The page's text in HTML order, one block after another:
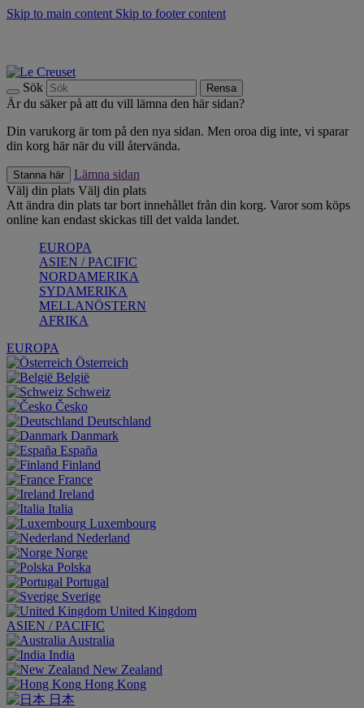
Skip to main content Skip to footer content
Sök Rensa
Är du säker på att du vill lämna den här sidan?
Din varukorg är tom på den nya sidan. Men oroa dig inte, vi sparar
din korg här när du vill återvända.
Stanna här
Lämna sidan
Välj din plats Välj din plats
Att ändra din plats tar bort innehållet från din korg. Varor som köps
online kan endast skickas till det valda landet.
EUROPA
ASIEN / PACIFIC
NORDAMERIKA
SYDAMERIKA
MELLANÖSTERN
AFRIKA
EUROPA
Österreich
België
Schweiz
Česko
Deutschland
Danmark
España
Finland
France
Ireland
Italia
Luxembourg
Nederland
Norge
Polska
Portugal
Sverige
United Kingdom
ASIEN / PACIFIC
Australia
India
New Zealand
Hong Kong
日本